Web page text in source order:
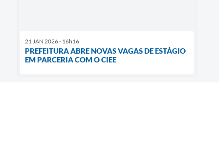
21 JAN 2026 - 16h16
PREFEITURA ABRE NOVAS VAGAS DE ESTÁGIO
EM PARCERIA COM O CIEE